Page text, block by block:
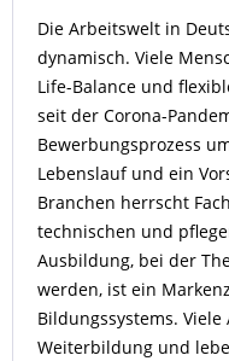
Die Arbeitswelt in
dynamisch. Viele
Life-Balance und
seit der Corona-
Bewerbungsprozess
Lebenslauf und ein
Branchen herrscht
technischen und
Ausbildung, bei der
werden, ist ein
Bildungssystems.
Weiterbildung und